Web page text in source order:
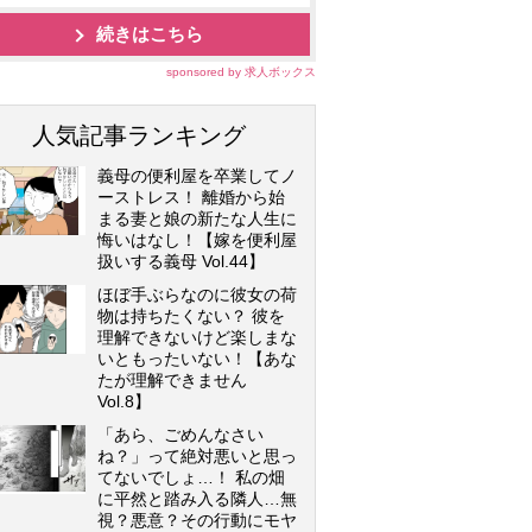
続きはこちら
sponsored by 求人ボックス
人気記事ランキング
義母の便利屋を卒業してノ
ーストレス！ 離婚から始
まる妻と娘の新たな人生に
悔いはなし！【嫁を便利屋
扱いする義母 Vol.44】
ほぼ手ぶらなのに彼女の荷
物は持ちたくない？ 彼を
理解できないけど楽しまな
いともったいない！【あな
たが理解できません
Vol.8】
「あら、ごめんなさい
ね？」って絶対悪いと思っ
てないでしょ…！ 私の畑
に平然と踏み入る隣人…無
視？悪意？その行動にモヤ